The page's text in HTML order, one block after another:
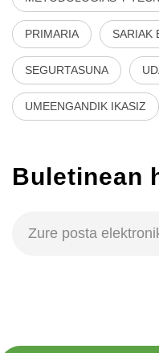
PRIMARIA SARIAK
SEGURTASUNA
UMEENGANDIK IKASIZ
Buletinean